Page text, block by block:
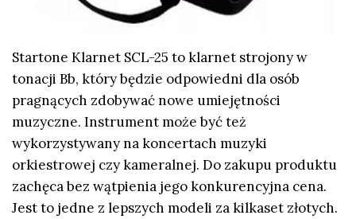
Startone Klarnet SCL-25 to klarnet strojony w
tonacji Bb, który będzie odpowiedni dla osób
pragnących zdobywać nowe umiejętności
muzyczne. Instrument może być też
wykorzystywany na koncertach muzyki
orkiestrowej czy kameralnej. Do zakupu produktu
zachęca bez wątpienia jego konkurencyjna cena.
Jest to jedne z lepszych modeli za kilkaset złotych.